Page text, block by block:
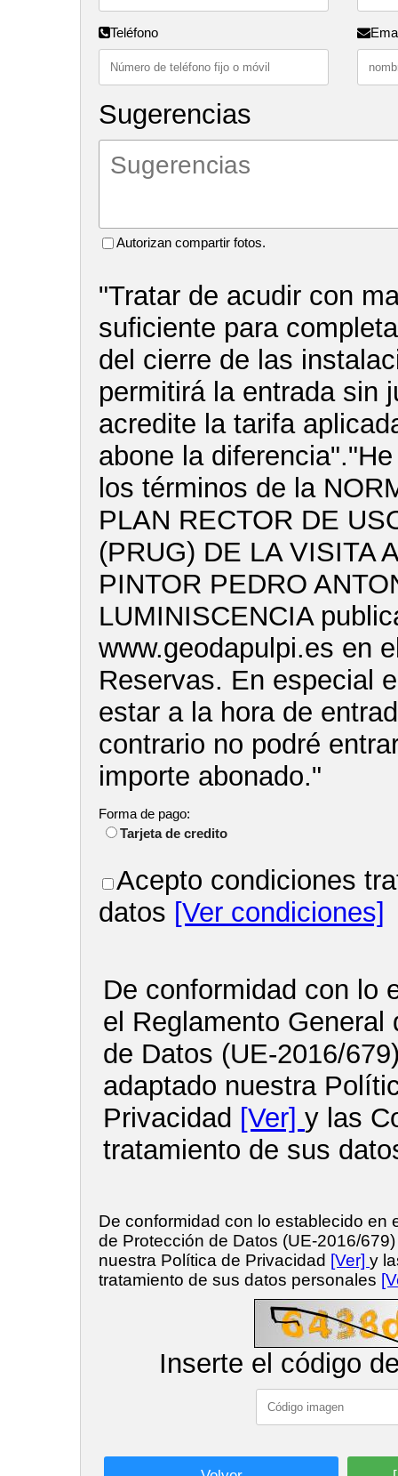
Teléfono
Sugerencias
Autorizan compartir fotos.
"Tratar de acudir con
suficiente para
del cierre de las
permitirá la entrada sin
acredite la tarifa
abone la
los términos de la
PLAN RECTOR DE
(PRUG) DE LA VISITA
PINTOR PEDRO
LUMINISCENCIA
www.geodapulpi.es en
Reservas. En especial
estar a la hora de
contrario no podré
importe abonado."
Forma de pago:
Tarjeta de credito
Acepto condiciones
datos [Ver condiciones]
De conformidad con lo
el Reglamento General
de Datos (UE-2016/
adaptado nuestra
Privacidad [Ver] y las
tratamiento de sus
De conformidad con lo establecido en
de Protección de Datos (UE-2016/
nuestra Política de Privacidad [Ver] y
tratamiento de sus datos personales
Inserte el código